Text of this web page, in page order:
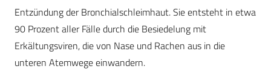
Entzündung der Bronchialschleimhaut. Sie entsteht in etwa
90 Prozent aller Fälle durch die Besiedelung mit
Erkältungsviren, die von Nase und Rachen aus in die
unteren Atemwege einwandern.